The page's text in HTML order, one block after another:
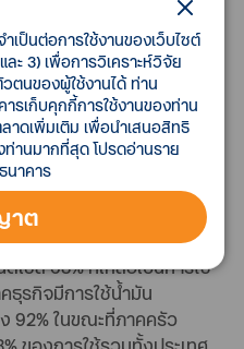
ระเทศที่สูงขึ้นจะ
มขึ้น 2.0 แสนล้าน
มถึง 1.83 แสนล้าน
จะเพิ่มขึ้น 1.7 หมื่น
น้ำมันสำเร็จรูปในประเทศ
วเรือนผ่านโครงสร้าง
ทศไทย จะพบว่า ในแต่ละปีมี
าง 3.4 – 3.6 หมื่นล้านลิตร
เซล 68% ที่เหลือเป็นการใช้
ธุรกิจมีการใช้น้ำมัน
92% ในขณะที่ภาคครัว
เป็นต่อการใช้งานของเว็บไซต์
ะ 3) เพื่อการวิเคราะห์วิจัย
ตนของผู้ใช้งานได้ ท่าน
รเก็บคุกกี้การใช้งานของท่าน
าดเพิ่มเติม เพื่อนำเสนอสิทธิ
านมากที่สุด โปรดอ่านราย
นาคาร
าต